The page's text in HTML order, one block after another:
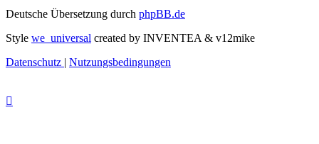
Deutsche Übersetzung durch phpBB.de
Style we_universal created by INVENTEA & v12mike
Datenschutz | Nutzungsbedingungen